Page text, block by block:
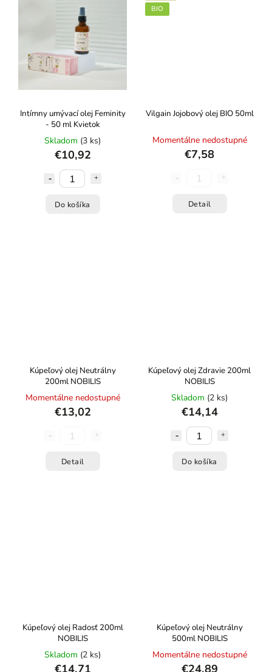
Intímny umývací olej Feminity
- 50 ml Kvietok
Skladom (3 ks)
€10,92
Do košíka
BIO
Vilgain Jojobový olej BIO 50ml
Momentálne nedostupné
€7,58
Detail
Kúpeľový olej Neutrálny
200ml NOBILIS
Momentálne nedostupné
€13,02
Detail
Kúpeľový olej Zdravie 200ml
NOBILIS
Skladom (2 ks)
€14,14
Do košíka
Kúpeľový olej Radosť 200ml
NOBILIS
Skladom (2 ks)
€14,71
Kúpeľový olej Neutrálny
500ml NOBILIS
Momentálne nedostupné
€24,89